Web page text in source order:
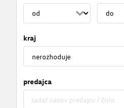
kraj
predajca